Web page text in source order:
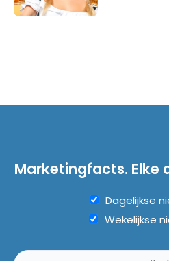
Marketingfacts. Elke
Dagelijkse
Wekelijkse